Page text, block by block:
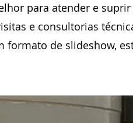
para atender e
e consultorias
formato de slideshow,